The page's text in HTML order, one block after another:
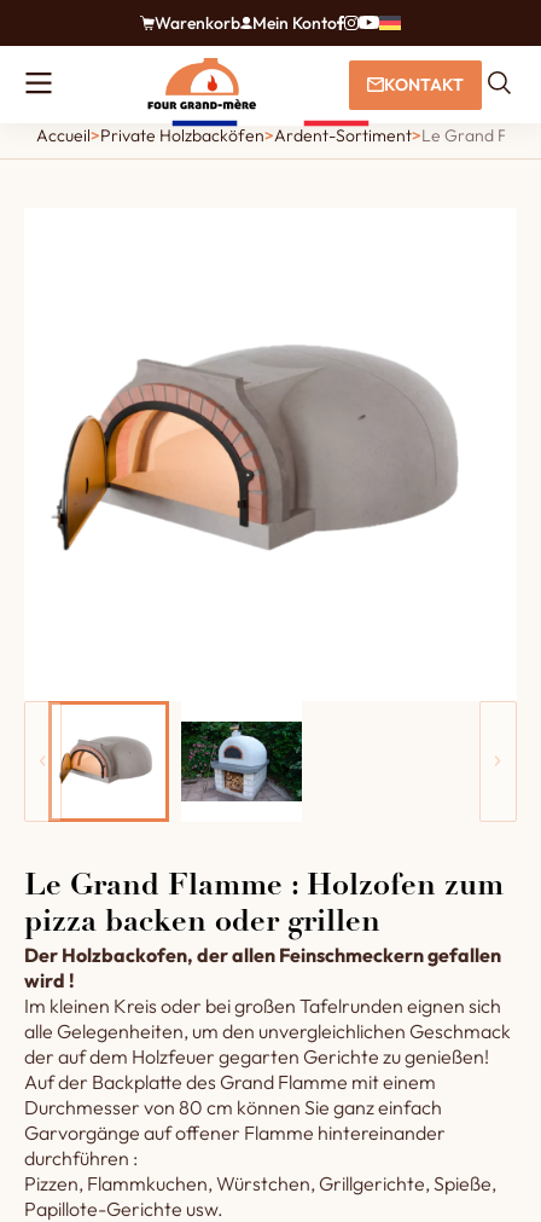
Warenkorb Mein Konto
KONTAKT
Accueil>Private Holzbacköfen>Ardent-Sortiment>Le Grand
Le Grand Flamme : Holzofen zum
pizza backen oder grillen
Der Holzbackofen, der allen Feinschmeckern gefallen
wird !
Im kleinen Kreis oder bei großen Tafelrunden eignen sich
alle Gelegenheiten, um den unvergleichlichen Geschmack
der auf dem Holzfeuer gegarten Gerichte zu genießen!
Auf der Backplatte des Grand Flamme mit einem
Durchmesser von 80 cm können Sie ganz einfach
Garvorgänge auf offener Flamme hintereinander
durchführen :
Pizzen, Flammkuchen, Würstchen, Grillgerichte, Spieße,
Papillote-Gerichte usw.